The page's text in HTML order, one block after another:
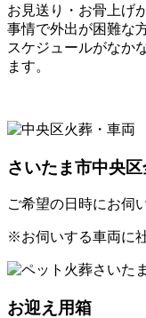
お見送り・お骨上げ
事情で外出が困難な方
スケジュールがなか
ます。
さいたま市中央区
ご希望の日時にお伺
※お伺いする車両に
お迎え用箱